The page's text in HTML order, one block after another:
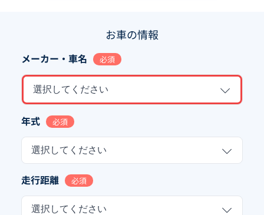
お車の情報
メーカー・車名 必須
選択してください
年式 必須
選択してください
走行距離 必須
選択してください